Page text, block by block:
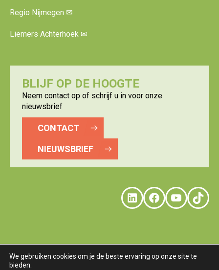
Regio Nijmegen ✉
Liemers Achterhoek ✉
BLIJF OP DE HOOGTE
Neem contact op of schrijf u in voor onze
nieuwsbrief
CONTACT
NIEUWSBRIEF
LinkedIn
Facebook
© LOGISTICS VALLEY
We gebruiken cookies om je de beste ervaring op onze site te
bieden.